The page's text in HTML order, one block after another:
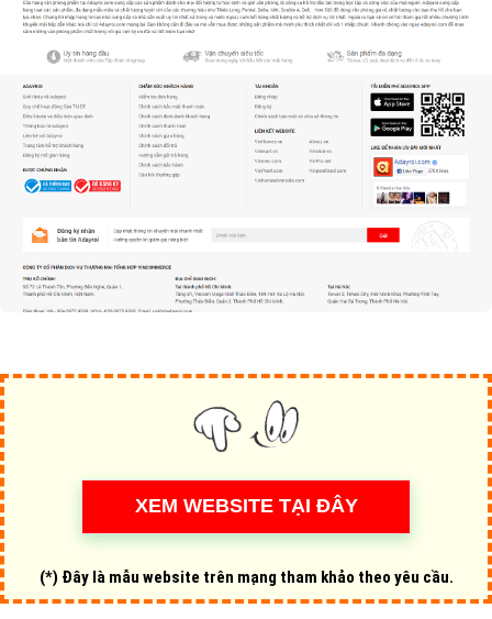
(*) Đây là mẫu website trên mạng tham khảo theo yêu cầu.